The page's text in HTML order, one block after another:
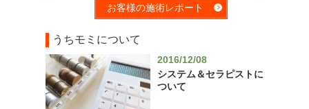
お客様の施術レポート
うちモミについて
2016/12/08
システム＆セラピストに
ついて